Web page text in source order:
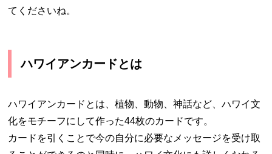
てくださいね。
ハワイアンカードとは
ハワイアンカードとは、植物、動物、神話など、ハワイ文
化をモチーフにして作った44枚のカードです。
カードを引くことで今の自分に必要なメッセージを受け取